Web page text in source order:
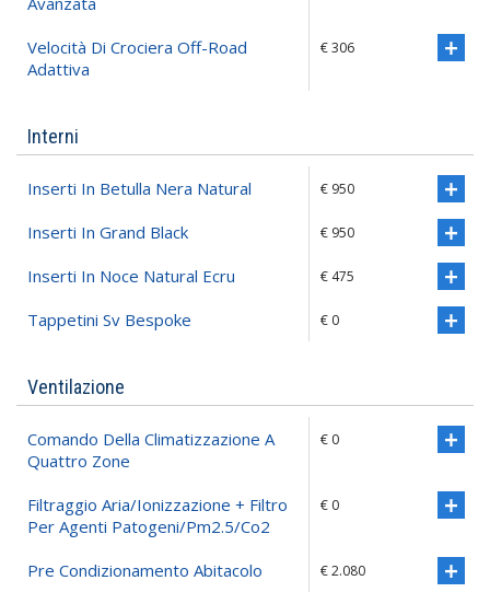
Velocità Di Crociera Off-Road
Adattiva
€ 306
Interni
Inserti In Betulla Nera Natural € 950
Inserti In Grand Black € 950
Inserti In Noce Natural Ecru € 475
Tappetini Sv Bespoke € 0
Ventilazione
Comando Della Climatizzazione A
Quattro Zone
€ 0
Filtraggio Aria/ionizzazione + Filtro
Per Agenti Patogeni/pm2.5/co2
€ 0
Pre Condizionamento Abitacolo € 2.080